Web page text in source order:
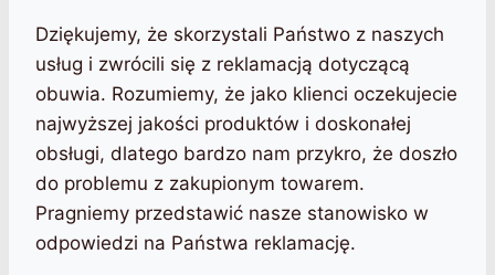
Dziękujemy, że skorzystali Państwo z naszych
usług i zwrócili się z reklamacją dotyczącą
obuwia. Rozumiemy, że jako klienci oczekujecie
najwyższej jakości produktów i doskonałej
obsługi, dlatego bardzo nam przykro, że doszło
do problemu z zakupionym towarem.
Pragniemy przedstawić nasze stanowisko w
odpowiedzi na Państwa reklamację.